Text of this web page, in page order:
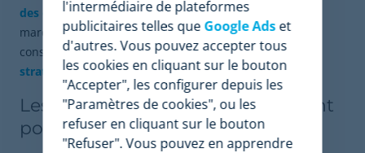
des événements post-Noël comme le Boxing Day
marquent le début de la liquidation des stocks. Être
conscient de ces dates vous permet d'optimiser vos
stratégies de vente pendant la peak season.
Les soldes d'hiver : le dernier sprint
pour liquider les stocks
l'intermédiaire de plateformes
publicitaires telles que Google Adset
d'autres. Vous pouvez accepter tous
les cookies en cliquant sur le bouton
"Accepter", les configurer depuis les
"Paramètres de cookies", ou les
refuser en cliquant sur le bouton
"Refuser". Vous pouvez en apprendre